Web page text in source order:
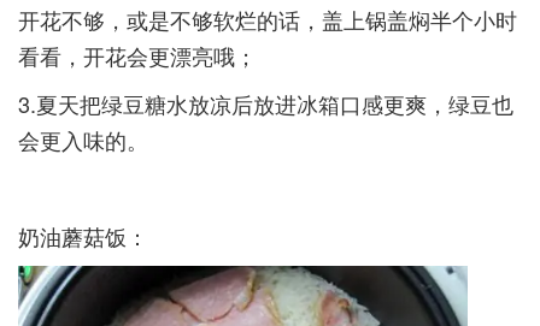
开花不够，或是不够软烂的话，盖上锅盖焖半个小时
看看，开花会更漂亮哦；­
3.夏天把绿豆糖水放凉后放进冰箱口感更爽，绿豆也
会更入味的。­
奶油蘑菇饭：­